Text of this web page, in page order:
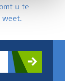
u te
weet.